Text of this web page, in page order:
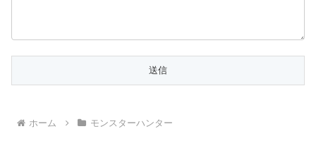
ホーム モンスターハンター